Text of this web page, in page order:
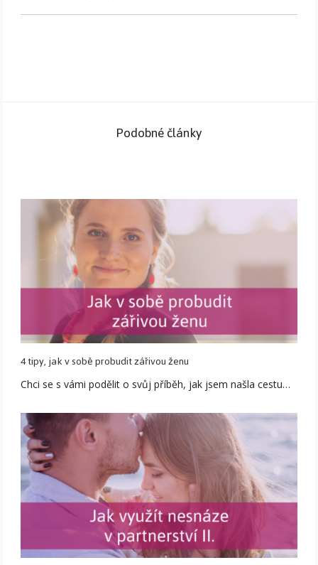
Podobné články
4 tipy, jak v sobě probudit zářivou ženu
Chci se s vámi podělit o svůj příběh, jak jsem našla cestu…